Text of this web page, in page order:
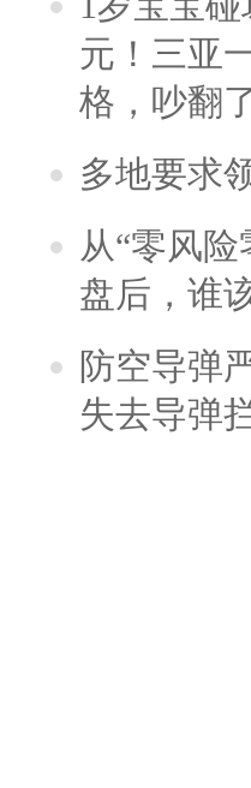
元！三亚
格，吵翻
多地要求
从“零风
盘后，谁
防空导弹
失去导弹